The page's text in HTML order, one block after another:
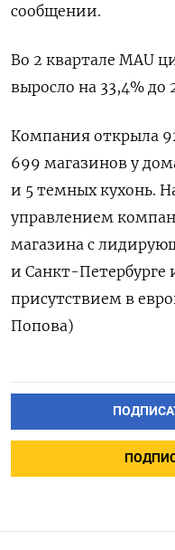
сообщении.
Во 2 квартале MAU
выросло на 33,4% до
Компания открыла
699 магазинов у
и 5 темных кухонь.
управлением
магазина с
и Санкт-Петербурге
присутствием в
Попова)